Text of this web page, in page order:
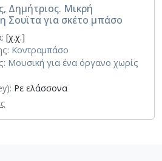
Δημήτριος. Μικρή
Σουϊτα για σκέτο μπάσο
[χ.χ.]
Κοντραμπάσο
Μουσική για ένα όργανο χωρίς
Ρε ελάσσονα